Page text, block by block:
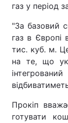
газ у період
"За базовий
газ в Європі
тис. куб. м.
на те, що
Прокіп
готувати